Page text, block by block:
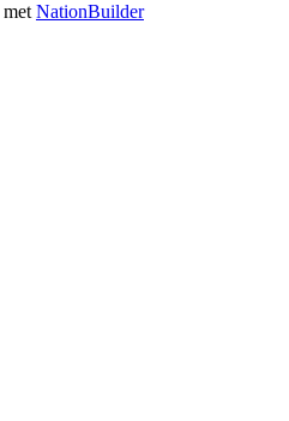
met NationBuilder